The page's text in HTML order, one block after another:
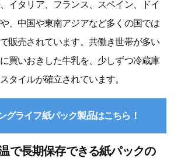
イタリア、フランス、スペイン、ドイ
、中国や東南アジアなど多くの国では
販売されています。共働き世帯が多い
買いおきした牛乳を、少しずつ冷蔵庫
タイルが確立されています。
グライフ紙パック製品はこちら！
で長期保存できる紙パックの